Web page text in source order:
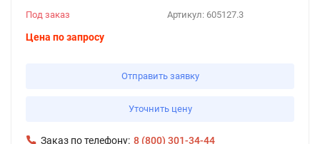
Артикул: 605127.3
Под заказ
Цена по запросу
Отправить заявку
Уточнить цену
Заказ по телефону: 8 (800) 301-34-44